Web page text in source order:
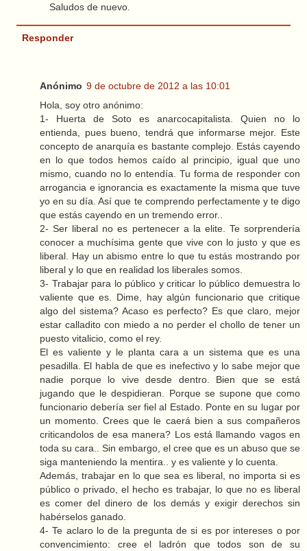
Saludos de nuevo.
Responder
Anónimo 9 de octubre de 2012 a las 10:01
Hola, soy otro anónimo:
1- Huerta de Soto es anarcocapitalista. Quien no lo
entienda, pues bueno, tendrá que informarse mejor. Este
concepto de anarquía es bastante complejo. Estás cayendo
en lo que todos hemos caído al principio, igual que uno
mismo, cuando no lo entendía. Tu forma de responder con
arrogancia e ignorancia es exactamente la misma que tuve
yo en su día. Así que te comprendo perfectamente y te digo
que estás cayendo en un tremendo error..
2- Ser liberal no es pertenecer a la elite. Te sorprendería
conocer a muchísima gente que vive con lo justo y que es
liberal. Hay un abismo entre lo que tu estás mostrando por
liberal y lo que en realidad los liberales somos.
3- Trabajar para lo público y criticar lo público demuestra lo
valiente que es. Dime, hay algún funcionario que critique
algo del sistema? Acaso es perfecto? Es que claro, mejor
estar calladito con miedo a no perder el chollo de tener un
puesto vitalicio, como el rey.
El es valiente y le planta cara a un sistema que es una
pesadilla. El habla de que es inefectivo y lo sabe mejor que
nadie porque lo vive desde dentro. Bien que se está
jugando que le despidieran. Porque se supone que como
funcionario debería ser fiel al Estado. Ponte en su lugar por
un momento. Crees que le caerá bien a sus compañeros
criticandolos de esa manera? Los está llamando vagos en
toda su cara.. Sin embargo, el cree que es un abuso que se
siga manteniendo la mentira.. y es valiente y lo cuenta.
Además, trabajar en lo que sea es liberal, no importa si es
público o privado, el hecho es trabajar, lo que no es liberal
es comer del dinero de los demás y exigir derechos sin
habérselos ganado.
4- Te aclaro lo de la pregunta de si es por intereses o por
convencimiento: cree el ladrón que todos son de su